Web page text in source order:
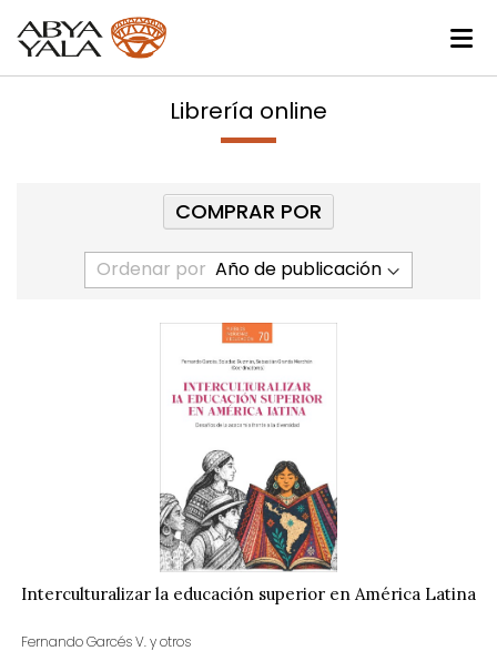
Librería online
Ordenar por
Interculturalizar la educación superior en América Latina
Fernando Garcés V. y otros
COMPRAR POR